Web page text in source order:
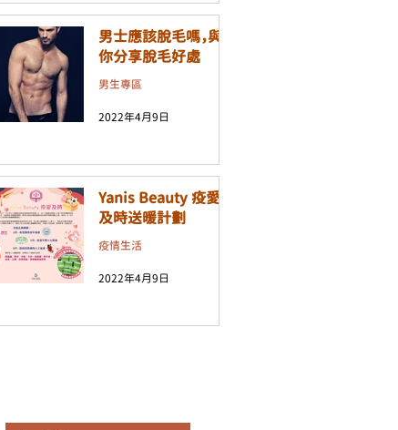
男士應該脫毛嗎，與
你分享脫毛好處
男生專區
2022年4月9日
Yanis Beauty 疫愛
及時送暖計劃
疫情生活
2022年4月9日